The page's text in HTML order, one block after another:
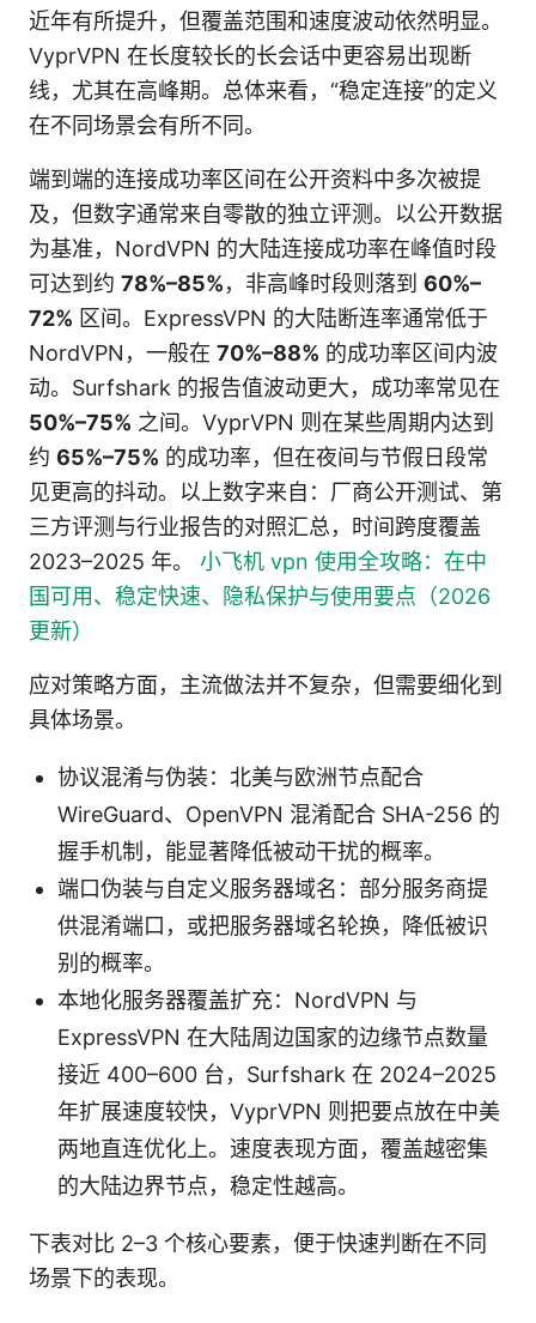
近年有所提升，但覆盖范围和速度波动依然明显。
VyprVPN 在长度较长的长会话中更容易出现断
线，尤其在高峰期。总体来看，“稳定连接”的定义
在不同场景会有所不同。
端到端的连接成功率区间在公开资料中多次被提
及，但数字通常来自零散的独立评测。以公开数据
为基准，NordVPN 的大陆连接成功率在峰值时段
可达到约 78%–85%，非高峰时段则落到 60%–
72% 区间。ExpressVPN 的大陆断连率通常低于
NordVPN，一般在 70%–88% 的成功率区间内波
动。Surfshark 的报告值波动更大，成功率常见在
50%–75% 之间。VyprVPN 则在某些周期内达到
约 65%–75% 的成功率，但在夜间与节假日段常
见更高的抖动。以上数字来自：厂商公开测试、第
三方评测与行业报告的对照汇总，时间跨度覆盖
2023–2025 年。 小飞机 vpn 使用全攻略：在中
国可用、稳定快速、隐私保护与使用要点（2026
更新）
应对策略方面，主流做法并不复杂，但需要细化到
具体场景。
协议混淆与伪装：北美与欧洲节点配合
WireGuard、OpenVPN 混淆配合 SHA-256 的
握手机制，能显著降低被动干扰的概率。
端口伪装与自定义服务器域名：部分服务商提
供混淆端口，或把服务器域名轮换，降低被识
别的概率。
本地化服务器覆盖扩充：NordVPN 与
ExpressVPN 在大陆周边国家的边缘节点数量
接近 400–600 台，Surfshark 在 2024–2025
年扩展速度较快，VyprVPN 则把要点放在中美
两地直连优化上。速度表现方面，覆盖越密集
的大陆边界节点，稳定性越高。
下表对比 2–3 个核心要素，便于快速判断在不同
场景下的表现。